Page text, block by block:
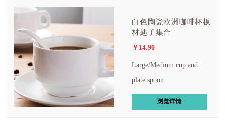
​白色陶瓷欧洲咖啡杯板
材匙子集合
￥14.90
Large/Medium cup and
plate spoon
浏览详情